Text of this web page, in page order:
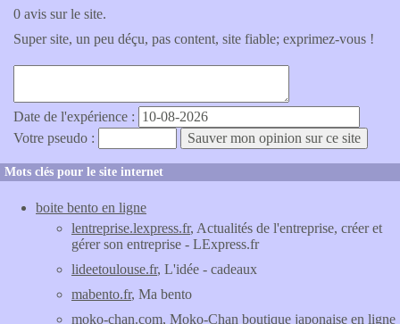
0 avis sur le site.
Super site, un peu déçu, pas content, site fiable; exprimez-vous !
Date de l'expérience :
Votre pseudo :
Mots clés pour le site internet
boite bento en ligne
lentreprise.lexpress.fr, Actualités de l'entreprise, créer et
gérer son entreprise - LExpress.fr
lideetoulouse.fr, L'idée - cadeaux
mabento.fr, Ma bento
moko-chan.com, Moko-Chan boutique japonaise en ligne